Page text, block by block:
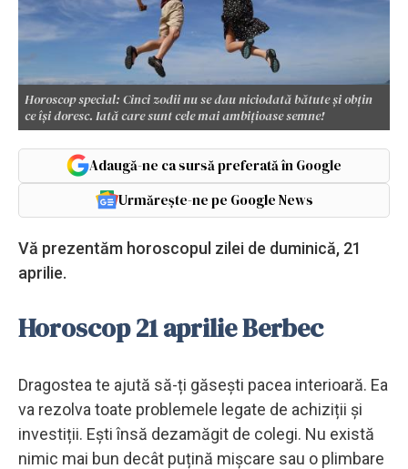
Horoscop special: Cinci zodii nu se dau niciodată bătute și obțin
ce își doresc. Iată care sunt cele mai ambițioase semne!
Adaugă-ne ca sursă preferată în Google
Urmărește-ne pe Google News
Vă prezentăm horoscopul zilei de duminică, 21
aprilie.
Horoscop 21 aprilie Berbec
Dragostea te ajută să-ți găsești pacea interioară. Ea
va rezolva toate problemele legate de achiziții și
investiții. Ești însă dezamăgit de colegi. Nu există
nimic mai bun decât puțină mișcare sau o plimbare